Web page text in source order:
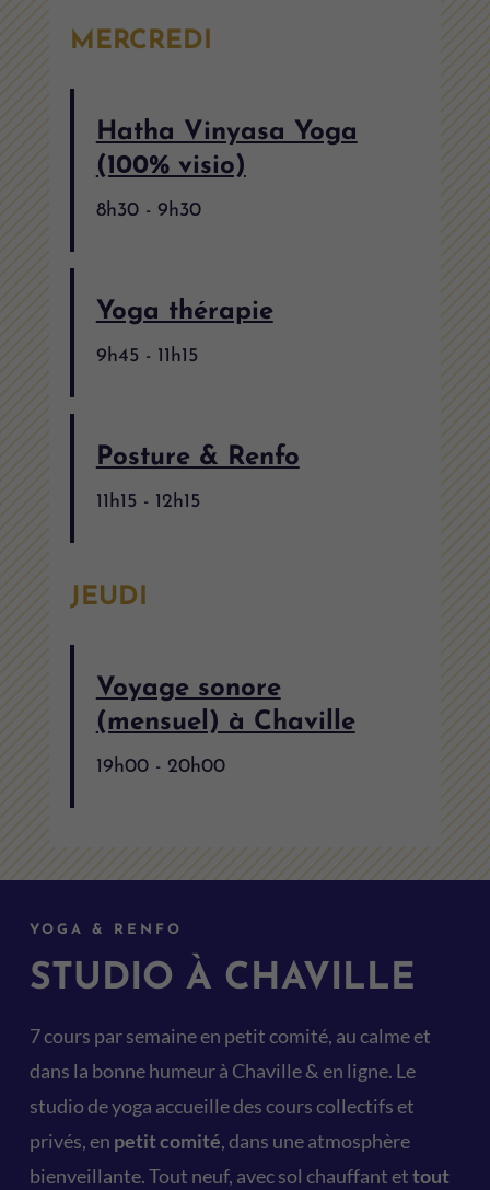
MERCREDI
Hatha Vinyasa Yoga
(100% visio)
8h30 - 9h30
Yoga thérapie
9h45 - 11h15
Posture & Renfo
11h15 - 12h15
JEUDI
Voyage sonore
(mensuel) à Chaville
19h00 - 20h00
YOGA & RENFO
STUDIO À CHAVILLE
7 cours par semaine en petit comité, au calme et
dans la bonne humeur à Chaville & en ligne. Le
studio de yoga accueille des cours collectifs et
privés, en petit comité, dans une atmosphère
bienveillante. Tout neuf, avec sol chauffant ettout